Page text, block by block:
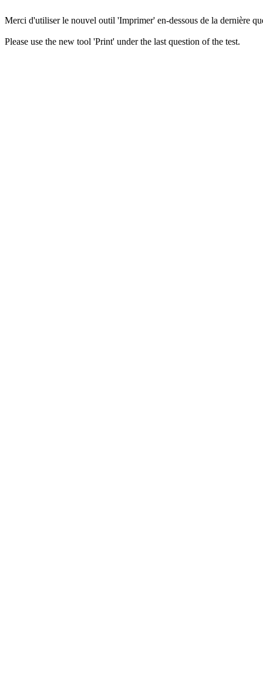
Merci d'utiliser le nouvel outil 'Imprimer' en-dessous de la dernière
Please use the new tool 'Print' under the last question of the test.